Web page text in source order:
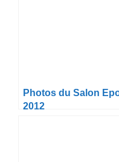
Photos du Salon
2012